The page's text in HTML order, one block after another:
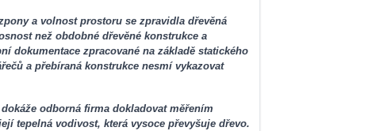
a volnost prostoru se zpravidla dřevěná
než obdobné dřevěné konstrukce a
dokumentace zpracované na základě statického
a přebíraná konstrukce nesmí vykazovat
odborná firma dokladovat měřením
tepelná vodivost, která vysoce převyšuje dřevo.